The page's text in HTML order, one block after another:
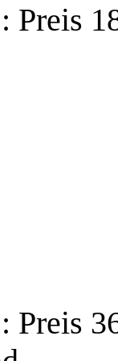
Preis
Preis